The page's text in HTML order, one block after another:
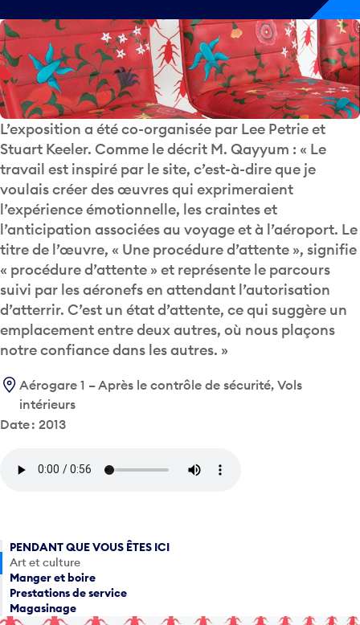
L’exposition a été co-organisée par Lee Petrie et
Stuart Keeler. Comme le décrit M. Qayyum : « Le
travail est inspiré par le site, c’est-à-dire que je
voulais créer des œuvres qui exprimeraient
l’expérience émotionnelle, les craintes et
l’anticipation associées au voyage et à l’aéroport. Le
titre de l’œuvre, « Une procédure d’attente », signifie
« procédure d’attente » et représente le parcours
suivi par les aéronefs en attendant l’autorisation
d’atterrir. C’est un état d’attente, ce qui suggère un
emplacement entre deux autres, où nous plaçons
notre confiance dans les autres. »
Aérogare 1 – Après le contrôle de sécurité, Vols
intérieurs
Date : 2013
PENDANT QUE VOUS ÊTES ICI
Art et culture
Manger et boire
Prestations de service
Magasinage